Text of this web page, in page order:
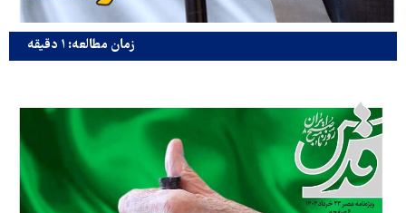
زمان مطالعه: ۱ دقیقه